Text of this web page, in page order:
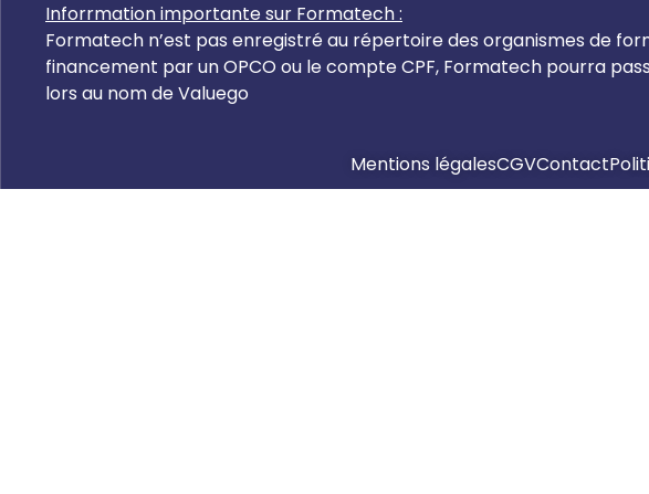
Inforrmation importante sur Formatech :
Formatech n’est pas enregistré au répertoire des organismes de
financement par un OPCO ou le compte CPF, Formatech pourra
lors au nom de Valuego
Mentions légalesCGVContact